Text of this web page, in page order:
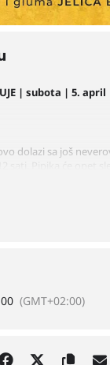
| subota | 5.
dolazi sa još
radnim danima od 8
(GMT+02:00)